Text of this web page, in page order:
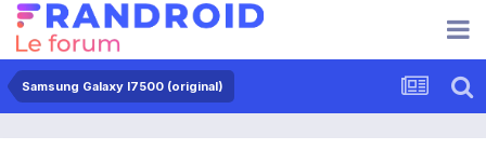
Samsung Galaxy I7500 (original)